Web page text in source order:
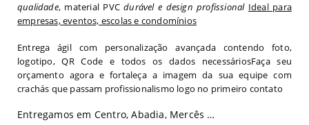
qualidade, material PVCdurável e design profissional Ideal para
empresas, eventos, escolas e condomínios
Entrega ágil com personalização avançada contendo foto,
logotipo, QR Code e todos os dados necessáriosFaça seu
orçamento agora e fortaleça a imagem da sua equipe com
crachás que passam profissionalismo logo no primeiro contato
Entregamos em Centro, Abadia, Mercês …